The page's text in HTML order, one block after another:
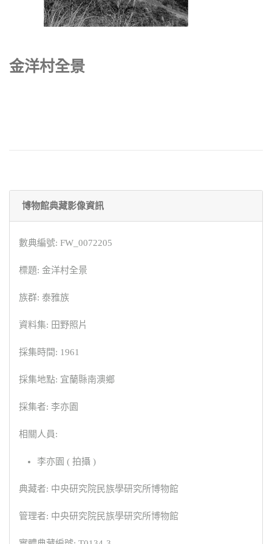
金洋村全景
博物館典藏影像資訊
數典編號: FW_0072205
標題: 金洋村全景
族群: 泰雅族
資料集: 田野照片
採集時間: 1961
採集地點: 宜蘭縣南澳鄉
採集者: 李亦園
相關人員:
李亦園 ( 拍攝 )
典藏者: 中央研究院民族學研究所博物館
管理者: 中央研究院民族學研究所博物館